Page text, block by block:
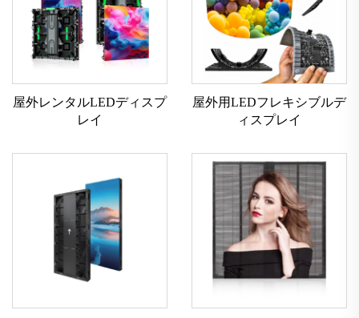
屋外レンタルLEDディスプ
レイ
屋外用LEDフレキシブルデ
ィスプレイ